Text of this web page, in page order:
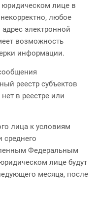
юридическом лице в
любое
электронной
возможность
информации.
реестр субъектов
в реестре или
лица к условиям
среднего
Федеральным
лице будут
месяца, после